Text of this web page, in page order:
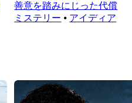
善意を踏みにじった代償
ミステリー ⦁ アイディア